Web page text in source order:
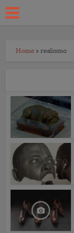
Home » realismo